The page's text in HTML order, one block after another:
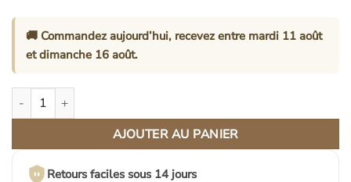
🚚 Commandez aujourd’hui, recevez entre mardi 11 août
etdimanche 16 août.
quantité de Abat Jour Rotin Tressé Style Campagne Authentique
AJOUTER AU PANIER
Retours faciles sous 14 jours